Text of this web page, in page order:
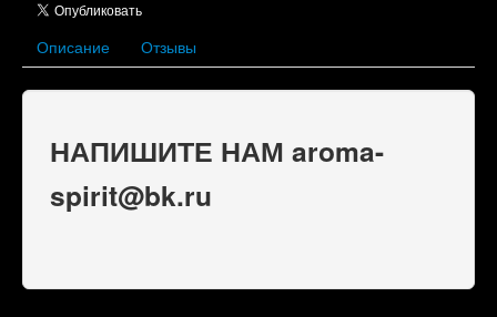
Описание Отзывы
НАПИШИТЕ НАМ aroma-
spirit@bk.ru